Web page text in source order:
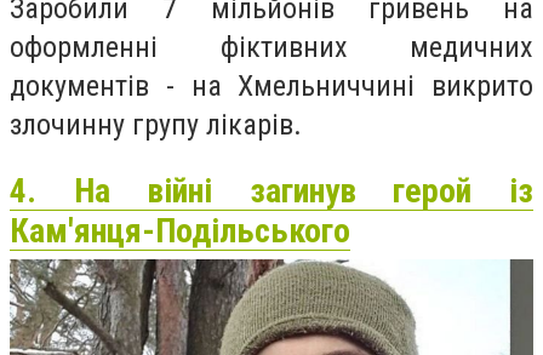
Заробили 7 мільйонів гривень на
оформленні фіктивних медичних
документів - на Хмельниччині викрито
злочинну групу лікарів.
4. На війні загинув герой із
Кам'янця-Подільського